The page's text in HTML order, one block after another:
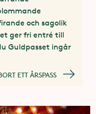
och sagolik
ger fri entré till
Guldpasset ingår
ETT ÅRSPASS